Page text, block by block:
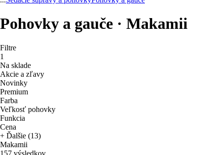
Pohovky a gauče · Makamii
Filtre
1
Na sklade
Akcie a zľavy
Novinky
Premium
Farba
Veľkosť pohovky
Funkcia
Cena
+ Ďalšie (13)
Makamii
157 výsledkov